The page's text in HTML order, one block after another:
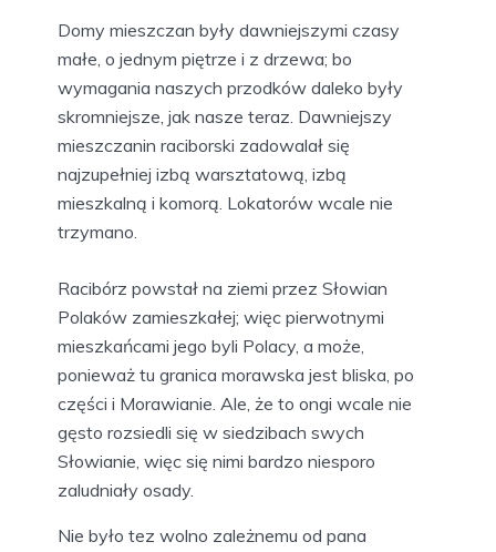
Domy mieszczan były dawniejszymi czasy
małe, o jednym piętrze i z drzewa; bo
wymagania naszych przodków daleko były
skromniejsze, jak nasze teraz. Dawniejszy
mieszczanin raciborski zadowalał się
najzupełniej izbą warsztatową, izbą
mieszkalną i komorą. Lokatorów wcale nie
trzymano.
Racibórz powstał na ziemi przez Słowian
Polaków zamieszkałej; więc pierwotnymi
mieszkańcami jego byli Polacy, a może,
ponieważ tu granica morawska jest bliska, po
części i Morawianie. Ale, że to ongi wcale nie
gęsto rozsiedli się w siedzibach swych
Słowianie, więc się nimi bardzo niesporo
zaludniały osady.
Nie było tez wolno zależnemu od pana